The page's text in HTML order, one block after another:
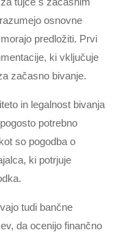
osnovne
predložiti. Prvi
ki vključuje
začasno bivanje.
in legalnost bivanja
potrebno
so pogodba o
ki potrjuje
tudi bančne
da ocenijo finančno